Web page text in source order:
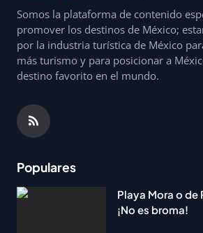
Somos la plataforma de contenido
promover los destinos de México;
por la industria turística de México
más turismo y para posicionar a
destino favorito en el mundo.
Populares
Playa Mora o de
¡No es broma!